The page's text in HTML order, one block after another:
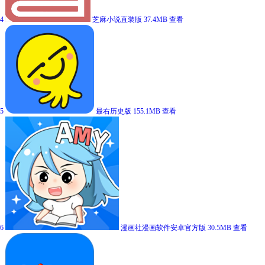
4 芝麻小说直装版 37.4MB 查看
5 最右历史版 155.1MB 查看
6 漫画社漫画软件安卓官方版 30.5MB 查看